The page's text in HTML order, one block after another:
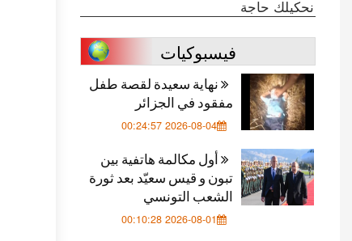
نحكيلك حاجة
فيسبوكيات
نهاية سعيدة لقصة طفل
مفقود في الجزائر
2026-08-04 00:24:57
أول مكالمة هاتفية بين
تبون و قيس سعيّد بعد ثورة
الشعب التونسي
2026-08-01 00:10:28